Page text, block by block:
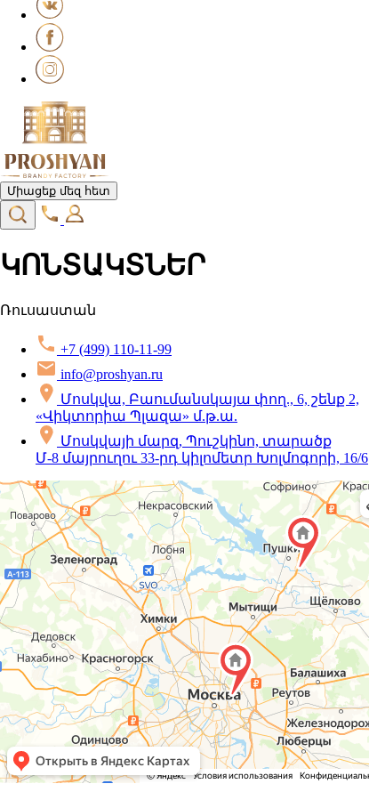
Միացեք մեզ հետ
ԿՈՆՏԱԿՏՆԵՐ
Ռուսաստան
+7 (499) 110-11-99
info@proshyan.ru
Մոսկվա, Բաումանսկայա փող., 6, շենք 2,
«Վիկտորիա Պլազա» մ.թ.ա.
Մոսկվայի մարզ, Պուշկինո, տարածք
Մ-8 մայրուղու 33-րդ կիլոմետր Խոլմոգորի, 16/6